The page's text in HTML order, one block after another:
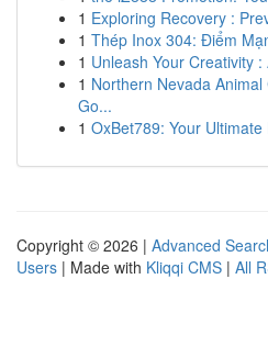
1 Exploring Recovery :
1 Thép Inox 304: Điểm
1 Unleash Your Creativity
1 Northern Nevada
Go...
1 OxBet789: Your
Copyright © 2026 | Advanced
Users | Made with Kliqqi CMS | All